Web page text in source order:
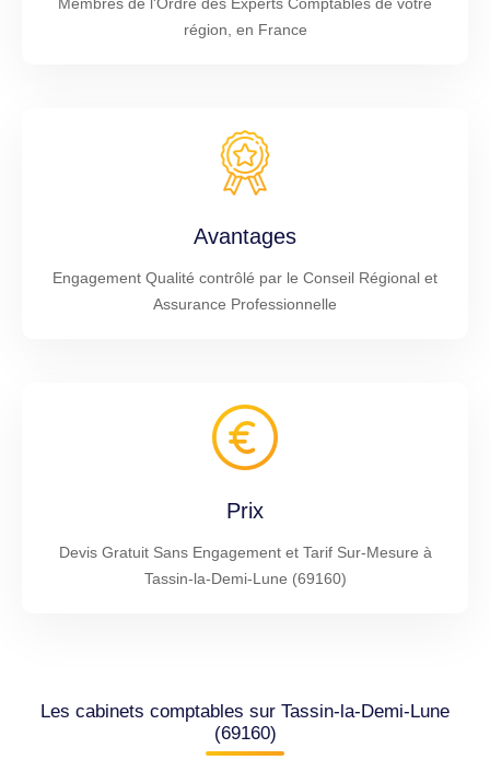
région, en France
Avantages
Engagement Qualité contrôlé par le Conseil Régional et
Assurance Professionnelle
Prix
Devis Gratuit Sans Engagement et Tarif Sur-Mesure à
Tassin-la-Demi-Lune (69160)
Les cabinets comptables sur Tassin-la-Demi-Lune
(69160)